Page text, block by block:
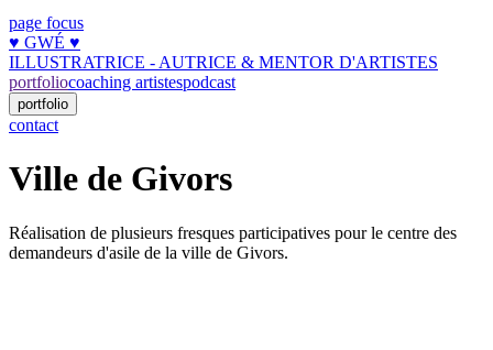
page focus
♥︎ GWÉ ♥︎
ILLUSTRATRICE - AUTRICE & MENTOR D'ARTISTES
portfoliocoaching artistespodcast
portfolio
contact
Ville de Givors
Réalisation de plusieurs fresques participatives pour le centre des
demandeurs d'asile de la ville de Givors.